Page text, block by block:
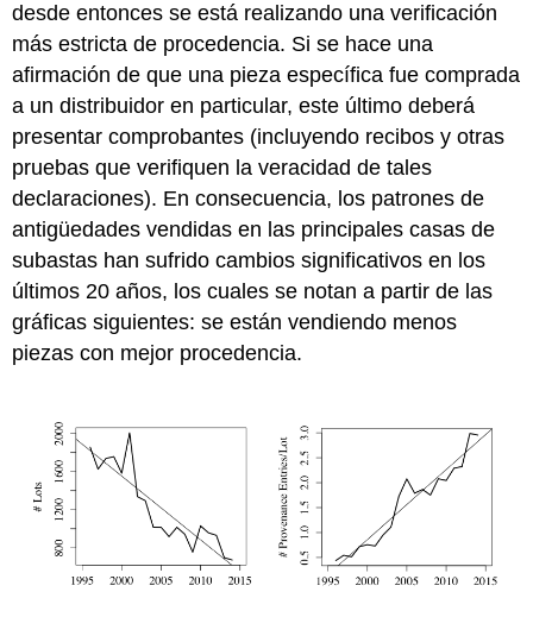
desde entonces se está realizando una verificación
más estricta de procedencia. Si se hace una
afirmación de que una pieza específica fue comprada
a un distribuidor en particular, este último deberá
presentar comprobantes (incluyendo recibos y otras
pruebas que verifiquen la veracidad de tales
declaraciones). En consecuencia, los patrones de
antigüedades vendidas en las principales casas de
subastas han sufrido cambios significativos en los
últimos 20 años, los cuales se notan a partir de las
gráficas siguientes: se están vendiendo menos
piezas con mejor procedencia.